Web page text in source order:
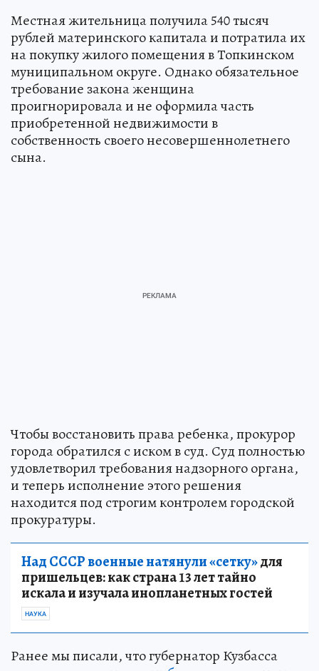
Местная жительница получила 540 тысяч
рублей материнского капитала и потратила их
на покупку жилого помещения в Топкинском
муниципальном округе. Однако обязательное
требование закона женщина
проигнорировала и не оформила часть
приобретенной недвижимости в
собственность своего несовершеннолетнего
сына.
Чтобы восстановить права ребенка, прокурор
города обратился с иском в суд. Суд полностью
удовлетворил требования надзорного органа,
и теперь исполнение этого решения
находится под строгим контролем городской
прокуратуры.
Над СССР военные натянули «сетку»для
пришельцев: как страна 13 лет тайно
искала и изучала инопланетных гостей
НАУКА
Ранее мы писали, что губернатор Кузбасса